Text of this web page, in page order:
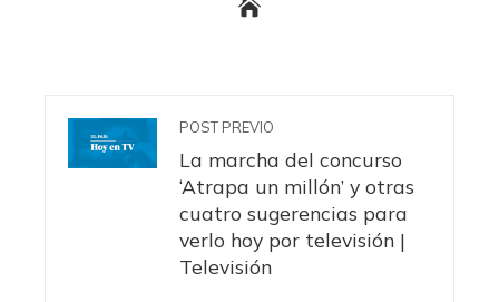
POST PREVIO
La marcha del concurso
‘Atrapa un millón’ y otras
cuatro sugerencias para
verlo hoy por televisión |
Televisión